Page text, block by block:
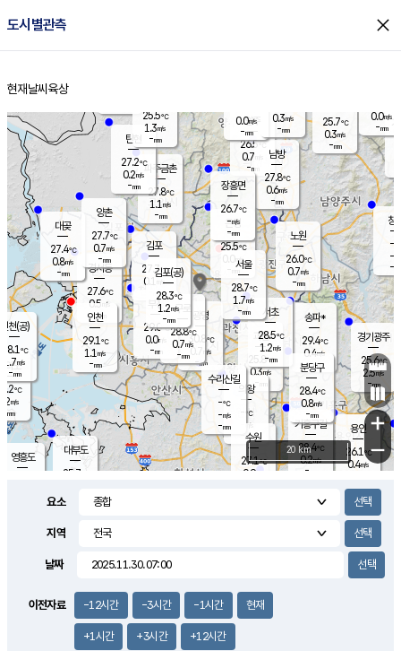
도시별관측 close
홈
현재날씨 육상
의도
℃
m/s
mm
영흥도
양주
26.5℃
0.7
-mm
과천
25.8℃
0.3m/s
- mm
용인
26.1℃
0.4m/s
경기광주
25.6℃
2.5m/s
-mm
1.2m/s
대부도
25.7
경서동
27.6℃
0.5 m/s
-mm
파주금촌
27.8℃
1.1 m/s
-mm
25.7℃
0.3m/s
-mm
대곶
27.4℃
0.8m/s
-mm
창
-
-m/
-
탄현
27.2℃
0.2m/s
-mm
0.0m/s
-mm
의왕
- ℃
m/s
mm
김포
27.7℃
0.1 m/s
mm
광명
30.8 ℃
0.7 m/s
-mm
부천
29.0℃
0.0m/s
-mm
양촌
27.7℃
0.7m/s
-mm
구로
28.8℃
0.7m/s
-mm
은평
25.5℃
0.0 m/s
- mm
노원
26.0℃
0.7m/s
-mm
송파*
29.4℃
0.4m/s
-mm
서초
28.5℃
1.2m/s
-mm
남방
27.8℃
0.6m/s
-mm
기흥구갈
28.4℃
0.2m/s
-
수리산길
-℃
-m/s
-mm
분당구
28.4℃
0.8m/s
-mm
장흥면
26.7℃
-m/s
-mm
0.0m/s
-mm
인천(공)
28.1℃
1.7m/s
-mm
김포(공)
28.3℃
1.2m/s
-mm
수원
27.1℃
0.9m/s
인천
29.1℃
1.1 m/s
-mm
서울
28.7℃
1.7m/s
-mm
25.5℃
1.3m/s
-mm
0.3m/s
-mm
+
−
20 km
요소
지역
날짜
이전자료 -12시간 -3시간 -1시간 현재
+1시간 +3시간 +12시간